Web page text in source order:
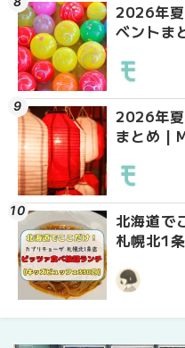
2026年
ベントま
2026年
まとめ |
北海道で
札幌北1
チがコ
ッフェ